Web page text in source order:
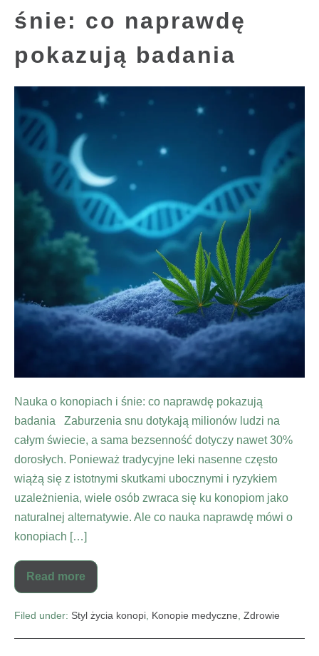
śnie: co naprawdę
pokazują badania
Nauka o konopiach i śnie: co naprawdę pokazują
badania Zaburzenia snu dotykają milionów ludzi na
całym świecie, a sama bezsenność dotyczy nawet 30%
dorosłych. Ponieważ tradycyjne leki nasenne często
wiążą się z istotnymi skutkami ubocznymi i ryzykiem
uzależnienia, wiele osób zwraca się ku konopiom jako
naturalnej alternatywie. Ale co nauka naprawdę mówi o
konopiach […]
Read more
Filed under: Styl życia konopi Konopie medyczne Zdrowie